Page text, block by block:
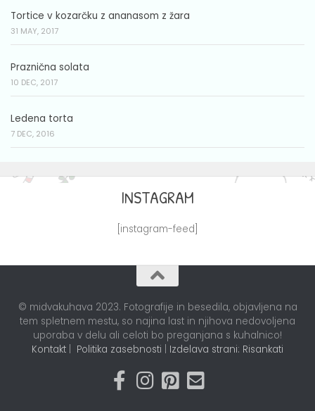
Tortice v kozarčku z ananasom z žara
31 MAY, 2017
Praznična solata
10 DEC, 2017
Ledena torta
7 DEC, 2016
INSTAGRAM
[instagram-feed]
© midvakuhava 2023. Fotografije in besedila, objavljena na
tem spletnem mestu, so najina last in njihova nedovoljena
uporaba v delu ali celoti bo preganjana s kuhalnico!
Kontakt
Politika zasebnosti Izdelava strani: Risankati